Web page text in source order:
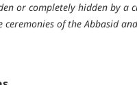
or completely hidden by a
ceremonies of the Abbasid